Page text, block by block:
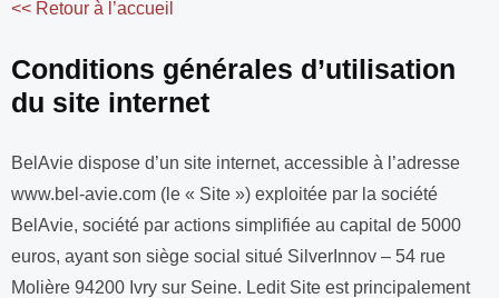
<< Retour à l’accueil
Conditions générales d’utilisation
du site internet
BelAvie dispose d’un site internet, accessible à l’adresse
www.bel-avie.com (le « Site ») exploitée par la société
BelAvie, société par actions simplifiée au capital de 5000
euros, ayant son siège social situé SilverInnov – 54 rue
Molière 94200 Ivry sur Seine. Ledit Site est principalement